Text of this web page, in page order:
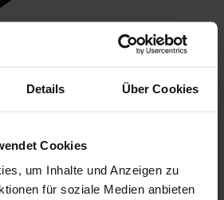
Details Über Cookies
Cookies
um Inhalte und Anzeigen zu
für soziale Medien anbieten
EIGENSCHAFTEN